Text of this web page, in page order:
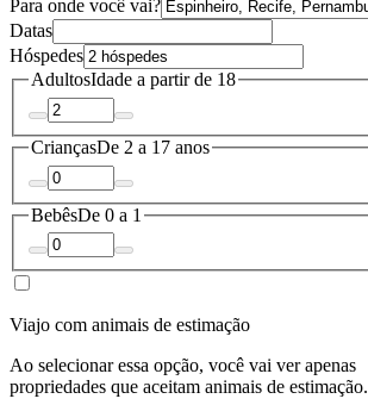
Para onde você vai?
Datas
Hóspedes
AdultosIdade a partir de 18
CriançasDe 2 a 17 anos
BebêsDe 0 a 1
Viajo com animais de estimação
Ao selecionar essa opção, você vai ver apenas
propriedades que aceitam animais de estimação.